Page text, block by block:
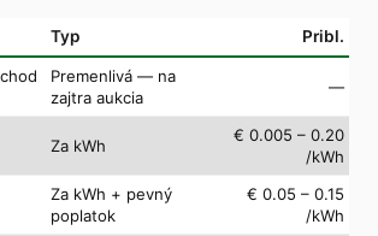
Typ Pribl.
Premenlivá — na
zajtra aukcia
—
Za kWh
€ 0.005 – 0.20
/kWh
Za kWh + pevný
poplatok
€ 0.05 – 0.15
/kWh